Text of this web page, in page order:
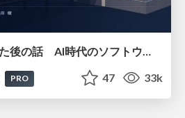
開発が速く安くなった後の話 AI時代のソフトウェアエンジニアリング組織論 #devsumi
PRO 47 33k